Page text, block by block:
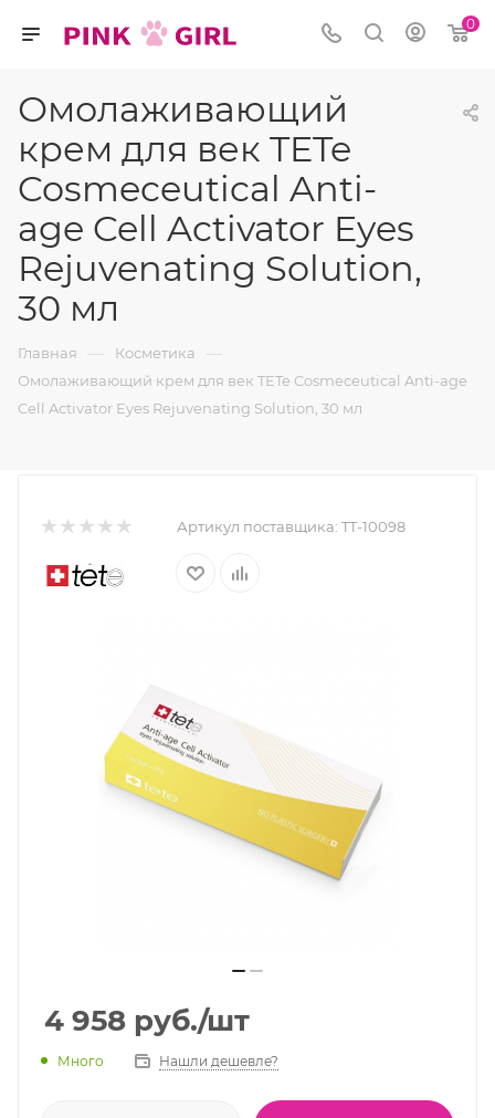
0
Омолаживающий
крем для век TETe
Cosmeceutical Anti-
age Cell Activator Eyes
Rejuvenating Solution,
30 мл
Главная — Косметика —
Омолаживающий крем для век TETe Cosmeceutical Anti-age
Cell Activator Eyes Rejuvenating Solution, 30 мл
Артикул поставщика: TT-10098
4 958 руб./шт
Много Нашли дешевле?